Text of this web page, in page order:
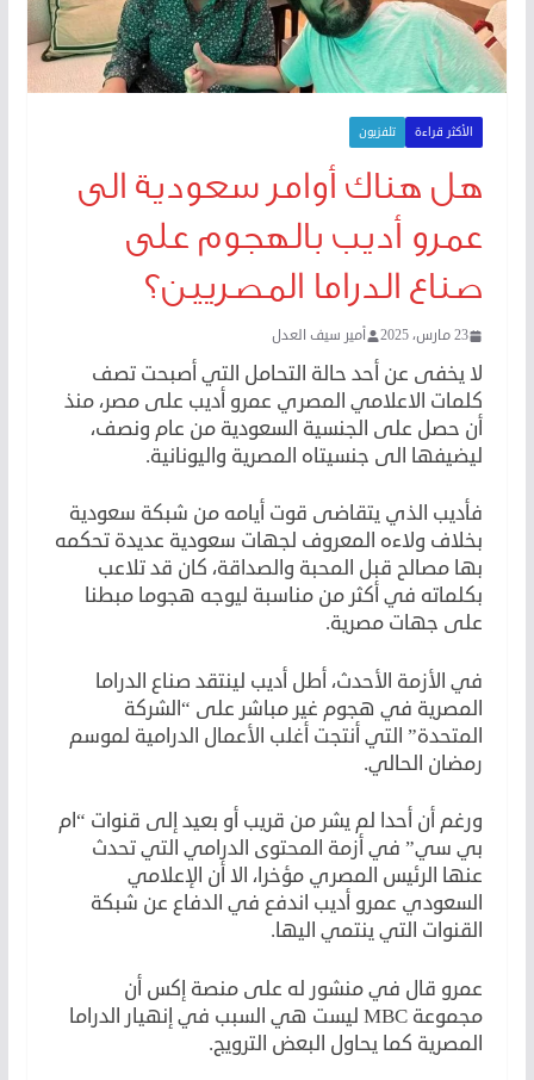
الأكثر قراءة تلفزيون
هل هناك أوامر سعودية الى
عمرو أديب بالهجوم على
صناع الدراما المصريين؟
23 مارس، 2025 أمير سيف العدل
لا يخفى عن أحد حالة التحامل التي أصبحت تصف
كلمات الاعلامي المصري عمرو أديب على مصر، منذ
أن حصل على الجنسية السعودية من عام ونصف،
ليضيفها الى جنسيتاه المصرية واليونانية.
فأديب الذي يتقاضى قوت أيامه من شبكة سعودية
بخلاف ولاءه المعروف لجهات سعودية عديدة تحكمه
بها مصالح قبل المحبة والصداقة، كان قد تلاعب
بكلماته في أكثر من مناسبة ليوجه هجوما مبطنا
على جهات مصرية.
في الأزمة الأحدث، أطل أديب لينتقد صناع الدراما
المصرية في هجوم غير مباشر على “الشركة
المتحدة” التي أنتجت أغلب الأعمال الدرامية لموسم
رمضان الحالي.
ورغم أن أحدا لم يشر من قريب أو بعيد إلى قنوات “ام
بي سي” في أزمة المحتوى الدرامي التي تحدث
عنها الرئيس المصري مؤخرا، الا أن الإعلامي
السعودي عمرو أديب اندفع في الدفاع عن شبكة
القنوات التي ينتمي اليها.
عمرو قال في منشور له على منصة إكس أن
مجموعة MBC ليست هي السبب في إنهيار الدراما
المصرية كما يحاول البعض الترويج.